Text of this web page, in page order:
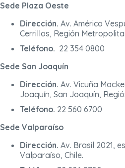
Sede Plaza Oeste
Dirección. Av. Américo
Cerrillos, Región
Teléfono. 22 354 0800
Sede San Joaquín
Dirección. Av. Vicuña
Joaquín, San Joaquín,
Teléfono. 22 560 6700
Sede Valparaíso
Dirección. Av. Brasil 2021,
Valparaíso, Chile.